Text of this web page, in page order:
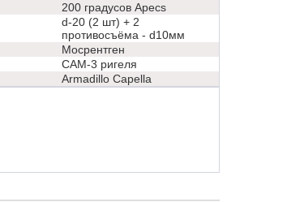
200 градусов Apecs
d-20 (2 шт) + 2
противосъёма - d10мм
Мосрентген
САМ-3 ригеля
Аrmadillo Capella